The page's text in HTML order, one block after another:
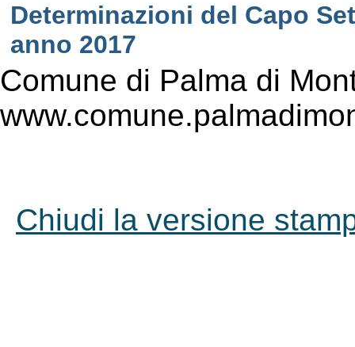
Determinazioni del Capo
anno 2017
Comune di Palma di
Chiudi la versione